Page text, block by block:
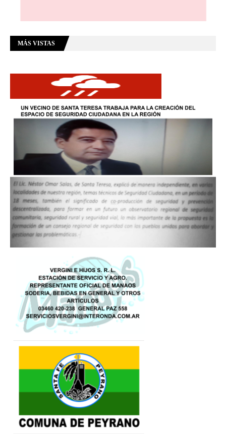
MÁS VISTAS